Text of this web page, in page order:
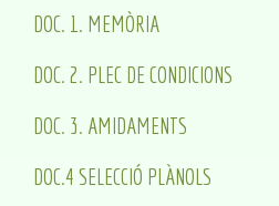
DOC. 1. MEMÒRIA
DOC. 2. PLEC DE CONDICIONS
DOC. 3. AMIDAMENTS
DOC.4 SELECCIÓ PLÀNOLS